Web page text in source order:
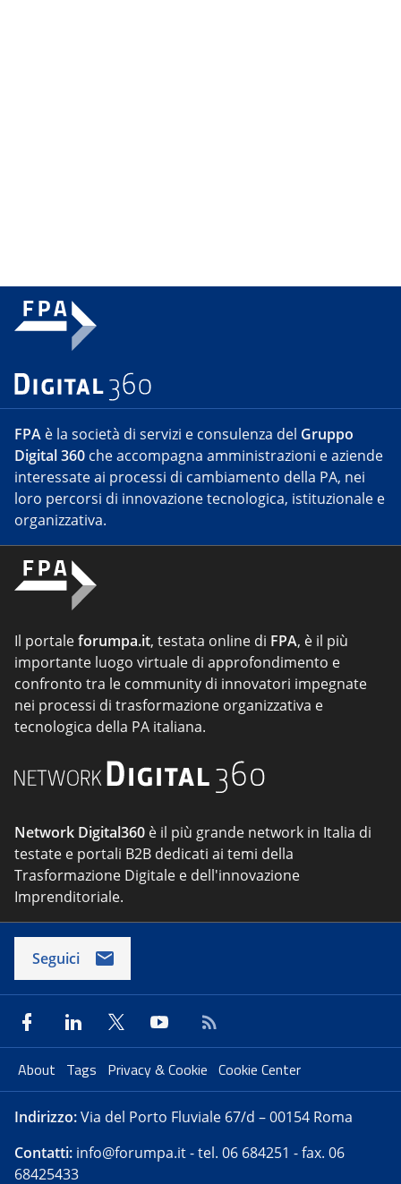
FPA è la società di servizi e consulenza del Gruppo
Digital 360 che accompagna amministrazioni e aziende
interessate ai processi di cambiamento della PA, nei
loro percorsi di innovazione tecnologica, istituzionale e
organizzativa.
Il portaleforumpa.it, testata online di FPA, è il più
importante luogo virtuale di approfondimento e
confronto tra le community di innovatori impegnate
nei processi di trasformazione organizzativa e
tecnologica della PA italiana.
Network Digital360 è il più grande network in Italia di
testate e portali B2B dedicati ai temi della
Trasformazione Digitale e dell'innovazione
Imprenditoriale.
Seguici
About Tags Privacy & Cookie Cookie Center
Indirizzo:Via del Porto Fluviale 67/d – 00154 Roma
Contatti: info@forumpa.it- tel. 06 684251 - fax. 06
68425433